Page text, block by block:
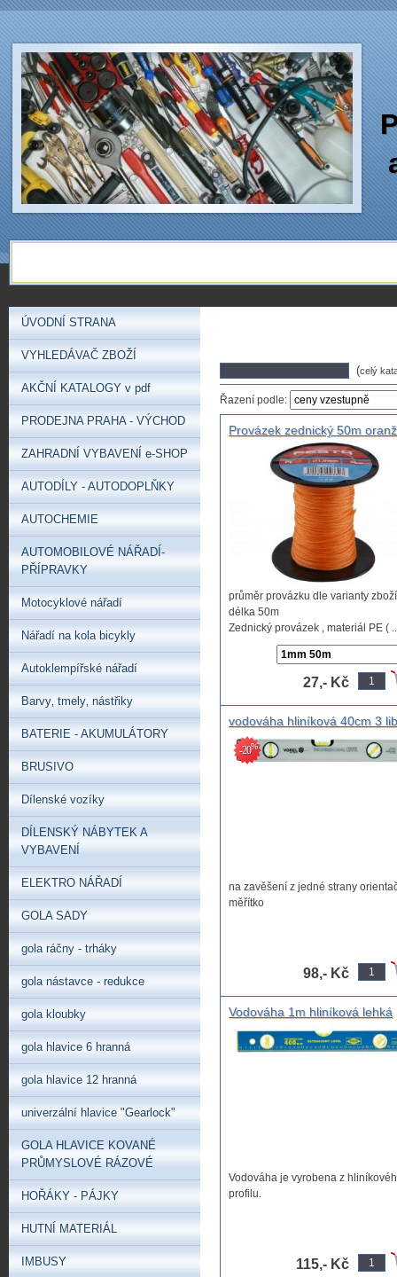
(celý
Řazení podle:
Provázek zednický 50m
1mm, 1,6mm, 2mm 50m
průměr provázku dle varianty zboží
délka 50m
Zednický provázek , materiál PE (
27,- Kč
vodováha hliníková 40cm 3
,alu vodováha 40cm,
-20%
na zavěšení z jedné strany
měřítko
98,- Kč
Vodováha 1m hliníková lehká
,levná vodováha 1m
Vodováha je vyrobena z
profilu.
115,- Kč
ÚVODNÍ STRANA
VYHLEDÁVAČ ZBOŽÍ
AKČNÍ KATALOGY v pdf
PRODEJNA PRAHA - VÝCHOD
ZAHRADNÍ VYBAVENÍ e-SHOP
AUTODÍLY - AUTODOPLŇKY
AUTOCHEMIE
AUTOMOBILOVÉ NÁŘADÍ-
PŘÍPRAVKY
Motocyklové nářadí
Nářadí na kola bicykly
Autoklempířské nářadí
Barvy‚ tmely‚ nástřiky
BATERIE - AKUMULÁTORY
BRUSIVO
Dílenské vozíky
DÍLENSKÝ NÁBYTEK A
VYBAVENÍ
ELEKTRO NÁŘADÍ
GOLA SADY
gola ráčny - trháky
gola nástavce - redukce
gola kloubky
gola hlavice 6 hranná
gola hlavice 12 hranná
univerzální hlavice "Gearlock"
GOLA HLAVICE KOVANÉ
PRŮMYSLOVÉ RÁZOVÉ
HOŘÁKY - PÁJKY
HUTNÍ MATERIÁL
IMBUSY